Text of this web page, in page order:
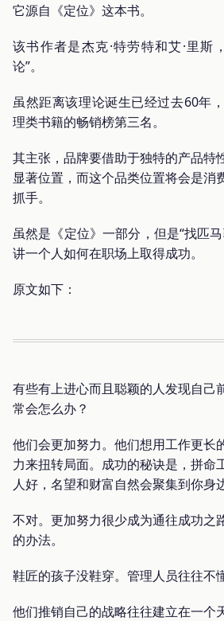
它源自《定位》这本书。
该书作者是杰克·特劳特和艾·里斯
论”。
虽然距离该理论诞生已经过去60年
理类书籍的畅销榜第三名。
其主张，品牌要借助于独特的产品特
显著位置，而这个品类位置将会是消
抓手。
虽然是《定位》一部分，但是“找匹
讲一个人如何在职场上取得成功。
原文如下：
有些有上进心而且聪颖的人发现自己
常会怎么办？
他们会更加努力。他们想用工作更长
力来扭转局面。成功的秘诀是，拼命
人好，名望和财富自然会聚集到你身
不对。更加努力很少成为通往成功之
的办法。
鞋匠的孩子没鞋穿。管理人员往往不
他们推销自己的战略往往建立在一个